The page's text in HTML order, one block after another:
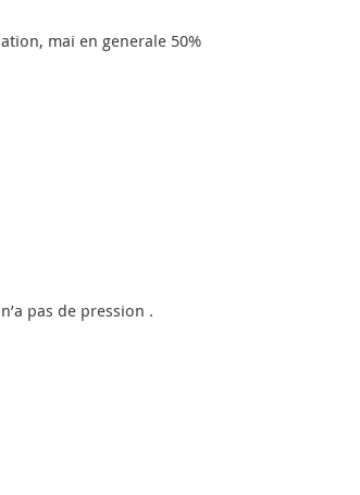
mai en generale 50%
pas de pression .